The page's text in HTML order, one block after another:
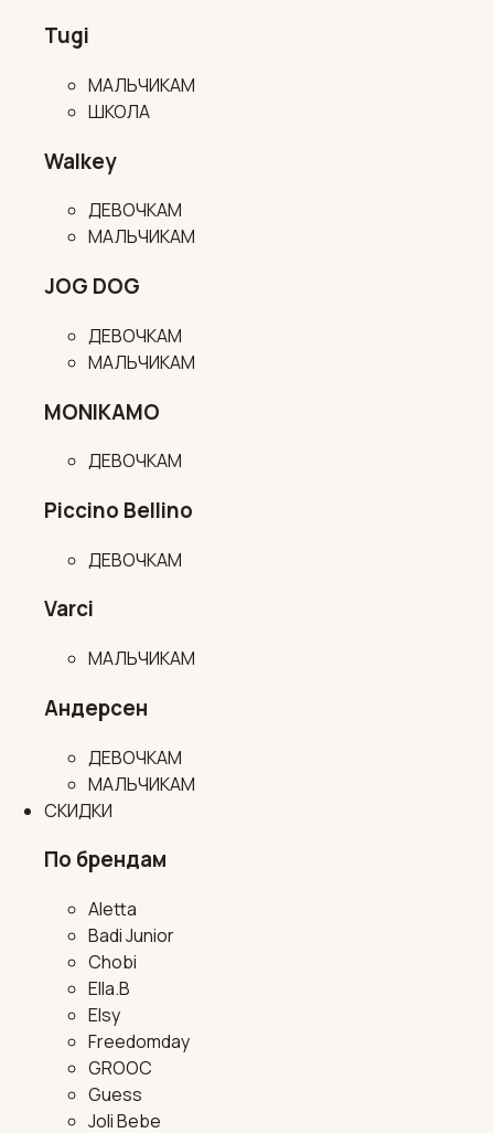
Tugi
МАЛЬЧИКАМ
ШКОЛА
Walkey
ДЕВОЧКАМ
МАЛЬЧИКАМ
JOG DOG
ДЕВОЧКАМ
МАЛЬЧИКАМ
MONIKAMO
ДЕВОЧКАМ
Piccino Bellino
ДЕВОЧКАМ
Varci
МАЛЬЧИКАМ
Андерсен
ДЕВОЧКАМ
МАЛЬЧИКАМ
СКИДКИ
По брендам
Aletta
Badi Junior
Chobi
Ella.B
Elsy
Freedomday
GROOC
Guess
Joli Bebe